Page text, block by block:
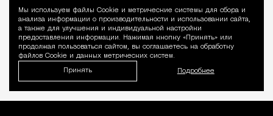
Уведомление
Мы используем файлы Сookie и метрические системы для сбора и
анализа информации о производительности и использовании сайта,
а также для улучшения и индивидуальной настройки
предоставления информации. Нажимая кнопку «Принять» или
продолжая пользоваться сайтом, вы соглашаетесь на обработку
файлов Cookie и данных метрических систем.
Принять Подробнее